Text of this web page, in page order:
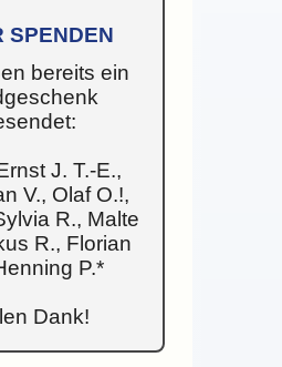
SPENDEN
bereits ein
J. T.-E.,
V., Olaf O.!,
R., Malte
R., Florian
P.*
Dank!